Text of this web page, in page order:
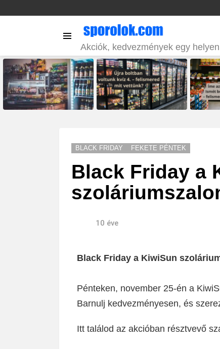
Akciók, kedvezmények egy
STORIES
BLACK FRIDAY FEKETE PÉNTEK
Black Friday a
10 éve
Black Friday a KiwiSun
Pénteken, november 25-én a
Barnulj kedvezményesen, és
Itt találod az akcióban résztvevő